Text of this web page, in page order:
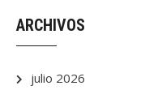
ARCHIVOS
julio 2026